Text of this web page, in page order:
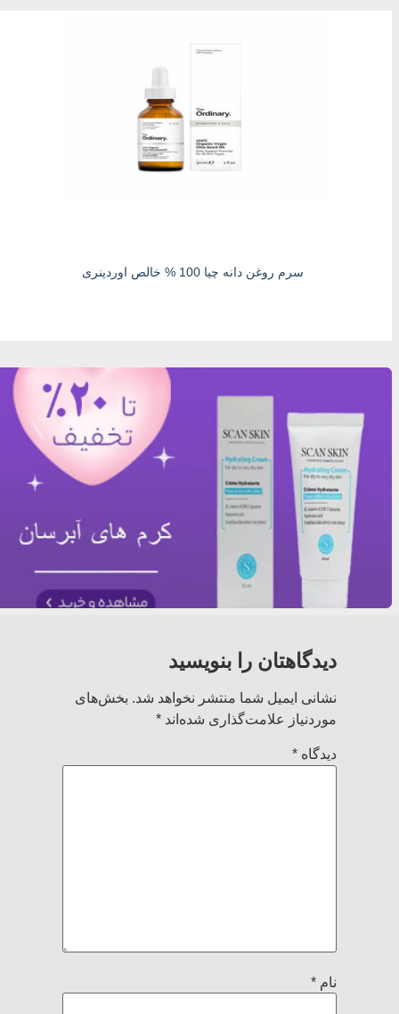
سرم روغن دانه چیا 100 % خالص اوردینری
دیدگاهتان را بنویسید
نشانی ایمیل شما منتشر نخواهد شد. بخش‌های
موردنیاز علامت‌گذاری شده‌اند *
دیدگاه*
نام*